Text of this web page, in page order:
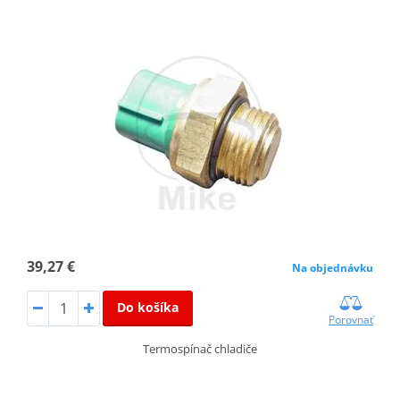
39,27 € Na objednávku
Do košíka
Porovnať
Termospínač chladiče